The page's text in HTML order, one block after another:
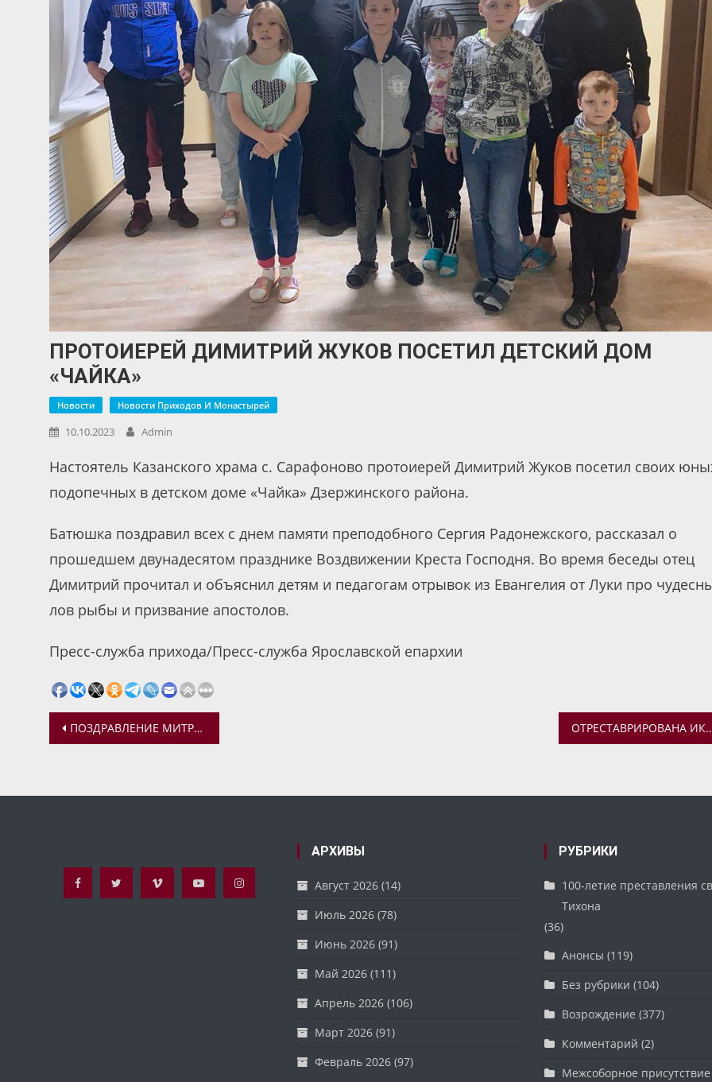
ПРОТОИЕРЕЙ ДИМИТРИЙ ЖУКОВ ПОСЕТИЛ ДЕТСКИЙ ДОМ
«ЧАЙКА»
Новости Новости Приходов И Монастырей
10.10.2023 Admin
Настоятель Казанского храма с. Сарафоново протоиерей Димитрий Жуков посетил своих
подопечных в детском доме «Чайка» Дзержинского района.
Батюшка поздравил всех с днем памяти преподобного Сергия Радонежского, рассказал о
прошедшем двунадесятом празднике Воздвижении Креста Господня. Во время беседы отец
Димитрий прочитал и объяснил детям и педагогам отрывок из Евангелия от Луки про
лов рыбы и призвание апостолов.
Пресс-служба прихода/Пресс-служба Ярославской епархии
Навигация
записям
ПОЗДРАВЛЕНИЕ МИТРОПОЛИТА ВАДИМА ПО СЛУЧАЮ АКТОВОГО ДНЯ САНКТ-ПЕТЕРБУРГСКОЙ ДУХОВНОЙ АКАДЕМИИ ОТРЕСТАВРИРОВАНА ИКОНА «СОБОР
АРХИВЫ
Август 2026(14)
Июль 2026(78)
Июнь 2026(91)
Май 2026(111)
Апрель 2026(106)
Март 2026(91)
Февраль 2026(97)
РУБРИКИ
100-летие преставления
Тихона
(36)
Анонсы (119)
Без рубрики (104)
Возрождение (377)
Комментарий (2)
Межсоборное присутствие